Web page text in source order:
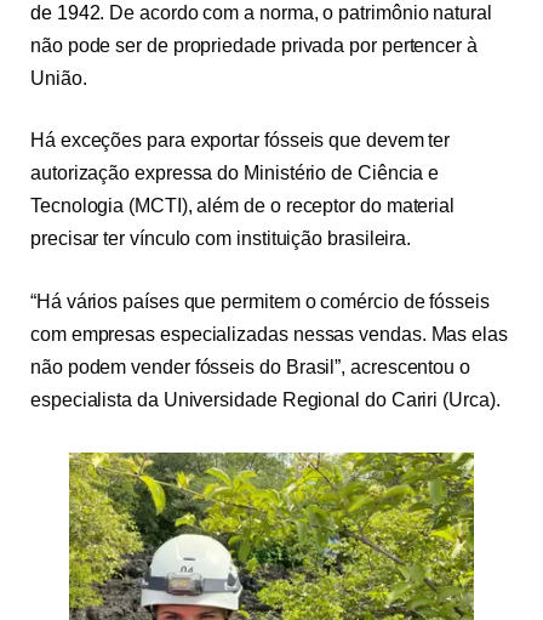
de 1942. De acordo com a norma, o patrimônio natural
não pode ser de propriedade privada por pertencer à
União.
Há exceções para exportar fósseis que devem ter
autorização expressa do Ministério de Ciência e
Tecnologia (MCTI), além de o receptor do material
precisar ter vínculo com instituição brasileira.
“Há vários países que permitem o comércio de fósseis
com empresas especializadas nessas vendas. Mas elas
não podem vender fósseis do Brasil”, acrescentou o
especialista da Universidade Regional do Cariri (Urca).